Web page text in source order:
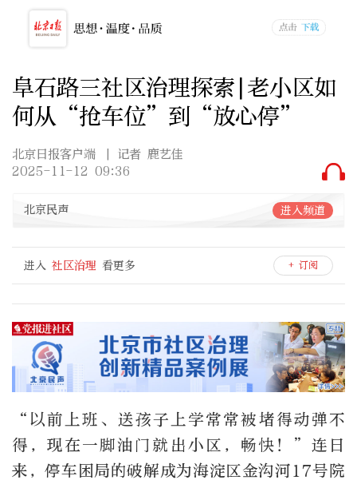
阜石路三社区治理探索|老小区如
何从“抢车位”到“放心停”
北京日报客户端
| 记者 鹿艺佳
2025-11-12 09:36
北京民声 进入频道
进入 社区治理 看更多 + 订阅
“以前上班、送孩子上学常常被堵得动弹不
得，现在一脚油门就出小区，畅快！”连日
来，停车困局的破解成为海淀区金沟河17号院